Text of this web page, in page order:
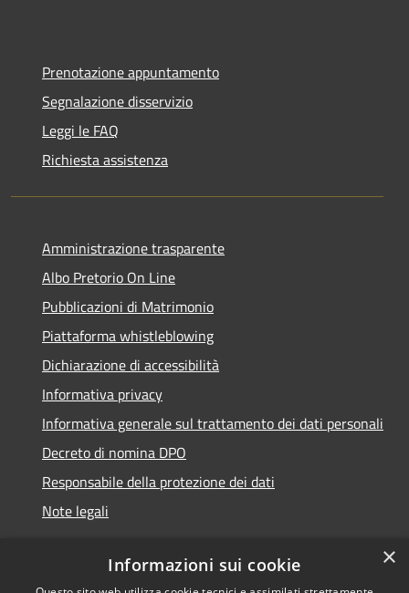
Prenotazione appuntamento
Segnalazione disservizio
Leggi le FAQ
Richiesta assistenza
Amministrazione trasparente
Albo Pretorio On Line
Pubblicazioni di Matrimonio
Piattaforma whistleblowing
Dichiarazione di accessibilità
Informativa privacy
Informativa generale sul trattamento dei dati personali
Decreto di nomina DPO
Responsabile della protezione dei dati
Note legali
×
Informazioni sui cookie